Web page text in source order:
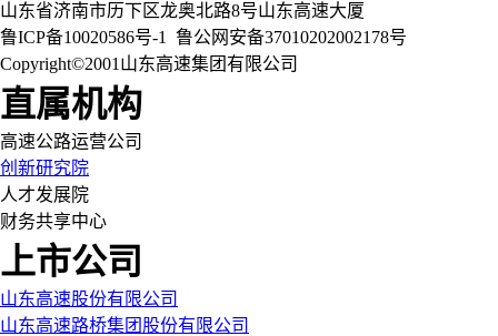
山东省济南市历下区龙奥北路8号山东高速大厦
鲁ICP备10020586号-1
鲁公网安备37010202002178号
Copyright©2001山东高速集团有限公司
直属机构
高速公路运营公司
创新研究院
人才发展院
财务共享中心
上市公司
山东高速股份有限公司
山东高速路桥集团股份有限公司